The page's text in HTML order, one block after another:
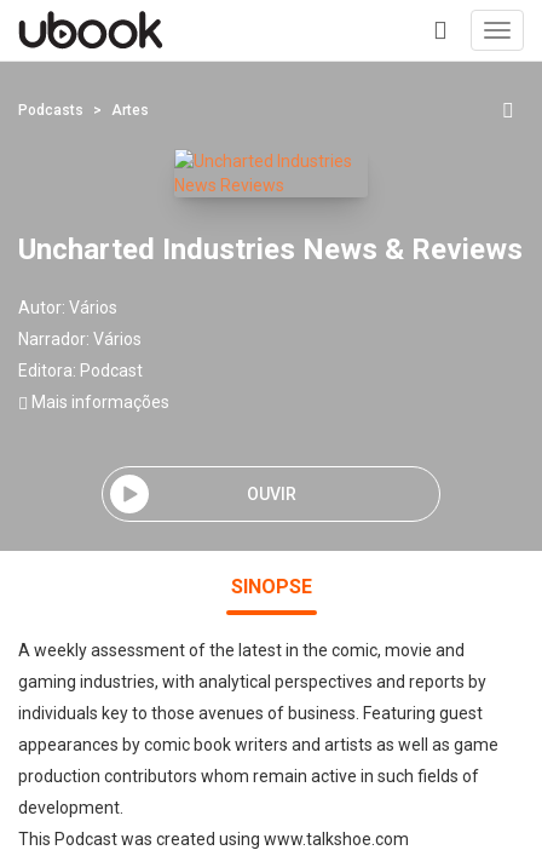
+
Podcasts Artes
Uncharted Industries News & Reviews
Autor: Vários
Narrador: Vários
Editora: Podcast
Mais informações
OUVIR
SINOPSE
A weekly assessment of the latest in the comic, movie and
gaming industries, with analytical perspectives and reports by
individuals key to those avenues of business. Featuring guest
appearances by comic book writers and artists as well as game
production contributors whom remain active in such fields of
development.
This Podcast was created using www.talkshoe.com